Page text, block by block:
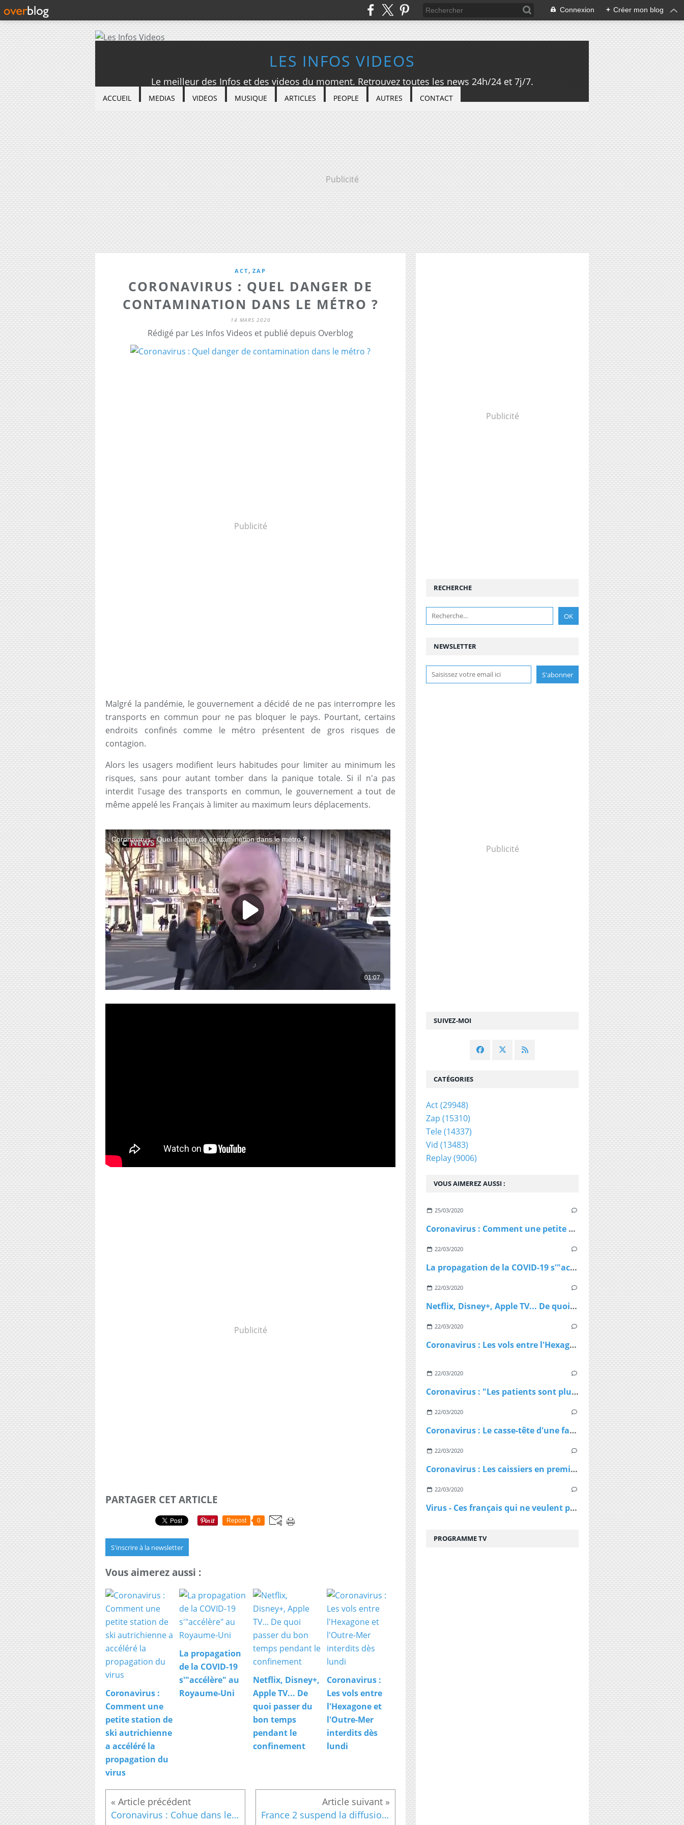
Connexion + Créer mon blog
LES INFOS VIDEOS
Le meilleur des Infos et des videos du moment. Retrouvez toutes les news 24h/24 et 7j/7.
ACCUEIL MEDIAS VIDEOS MUSIQUE ARTICLES PEOPLE AUTRES CONTACT
Publicité
ACT, ZAP
CORONAVIRUS : QUEL DANGER DE
CONTAMINATION DANS LE MÉTRO ?
14 MARS 2020
Rédigé par Les Infos Videos et publié depuis Overblog
Publicité
Malgré la pandémie, le gouvernement a décidé de ne pas interrompre les
transports en commun pour ne pas bloquer le pays. Pourtant, certains
endroits confinés comme le métro présentent de gros risques de
contagion.
Alors les usagers modifient leurs habitudes pour limiter au minimum les
risques, sans pour autant tomber dans la panique totale. Si il n'a pas
interdit l'usage des transports en commun, le gouvernement a tout de
même appelé les Français à limiter au maximum leurs déplacements.
Publicité
PARTAGER CET ARTICLE
Repost 0
S'inscrire à la newsletter
Vous aimerez aussi :
Coronavirus :
Comment une
petite station de
ski autrichienne
a accéléré la
propagation du
virus
La propagation
de la COVID-19
s'"accélère" au
Royaume-Uni
Netflix, Disney+,
Apple TV... De
quoi passer du
bon temps
pendant le
confinement
Coronavirus :
Les vols entre
l'Hexagone et
l'Outre-Mer
interdits dès
lundi
Coronavirus : Cohue dans les supermarchés après les annonces d'Emmanuel Macron France 2 suspend la diffusion et le tournage de "Un si grand soleil" pour cause de Coronavirus
Publicité
NEWSLETTER
SUIVEZ-MOI
RECHERCHE
Publicité
VOUS AIMEREZ AUSSI :
25/03/2020
Coronavirus : Comment une petite station de ski autrichienne a accéléré la propagation du virus
22/03/2020
La propagation de la COVID-19 s'"accélère" au Royaume-Uni
22/03/2020
Netflix, Disney+, Apple TV... De quoi passer du bon temps pendant le confinement
22/03/2020
Coronavirus : Les vols entre l'Hexagone et l'Outre-Mer interdits dès lundi
22/03/2020
Coronavirus : "Les patients sont plus jeunes que ce qu'on nous avait dit", affirme Patrick Pelloux
22/03/2020
Coronavirus : Le casse-tête d'une famille confinée dans un petit appartement
22/03/2020
Coronavirus : Les caissiers en première ligne et peu protégés
22/03/2020
Virus - Ces français qui ne veulent pas rester chez eux et qui ne comprennent pas les ordres des policiers
CATÉGORIES
Act(29948)
Zap (15310)
Tele(14337)
Vid (13483)
Replay(9006)
PROGRAMME TV